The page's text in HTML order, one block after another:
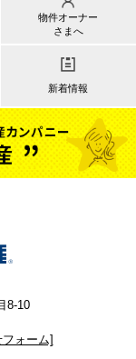
物件オーナー
さまへ
新着情報
8-10
ォーム]